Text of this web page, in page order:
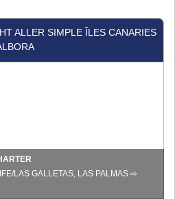
ALLER SIMPLE ÎLES CANARIES
LAS GALLETAS, LAS PALMAS ⇨